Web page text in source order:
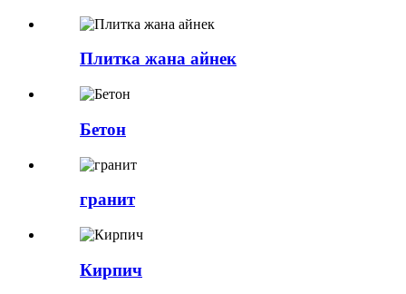
Плитка жана айнек
Бетон
гранит
Кирпич